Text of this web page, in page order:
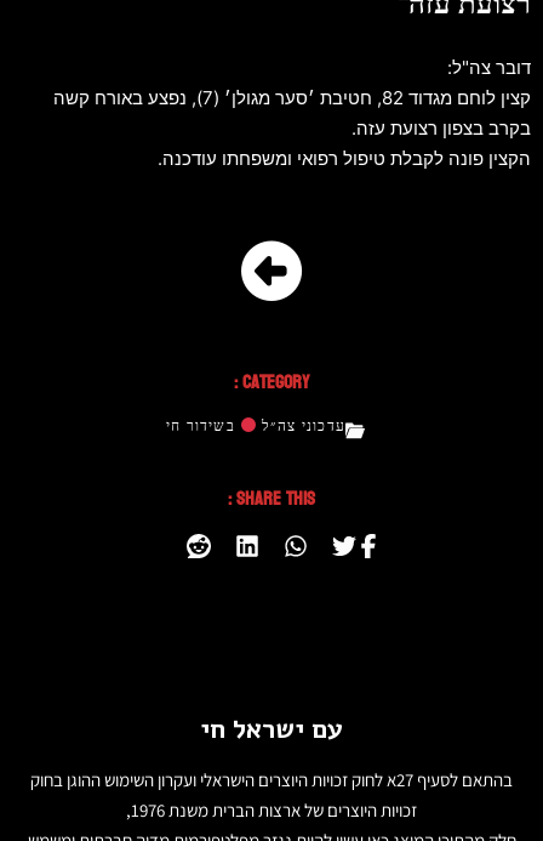
דובר צה"ל:
קצין לוחם מגדוד 82, חטיבת ׳סער מגולן׳ (7), נפצע באורח קשה
בקרב בצפון רצועת עזה.
הקצין פונה לקבלת טיפול רפואי ומשפחתו עודכנה.
Category :
עדכוני צה״ל בשידור חי
Share This :
עם ישראל חי
בהתאם לסעיף 27א לחוק זכויות היוצרים הישראלי ועקרון השימוש ההוגן בחוק
זכויות היוצרים של ארצות הברית משנת 1976,